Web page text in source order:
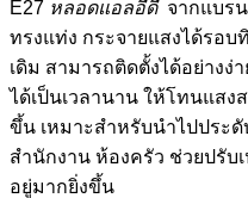
E27 หลอดแอลอีดีจากแบรน
ทรงแท่ง กระจายแสงได้รอ
เดิม สามารถติดตั้งได้อย่าง
ได้เป็นเวลานาน ให้โทนแสง
ขึ้น เหมาะสำหรับนำไปประ
สำนักงาน ห้องครัว ช่วยปรับ
อยู่มากยิ่งขึ้น